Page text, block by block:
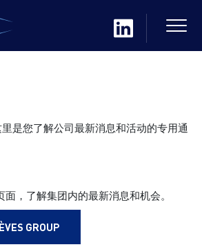
是您了解公司最新消息和活动的专用通
，了解集团内的最新消息和机会。
GROUP